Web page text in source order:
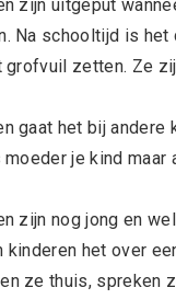
zijn uitgeput
Na schooltijd is
grofvuil zetten. Ze
gaat het bij
je kind maar
zijn nog jong en
kinderen het over
ze thuis, spreken